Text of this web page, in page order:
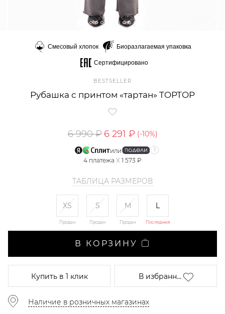
Смесовый хлопок
Биоразлагаемая упаковка
Сертифицировано
BESTSELLER
Рубашка с принтом «тартан» TOPTOP
6 990 ₽ 6 291 ₽ (-10%)
или
4 платежа X 1 573 ₽
ТАБЛИЦА РАЗМЕРОВ
XS
Продан
S
Продан
M
Продан
L
Последний
В КОРЗИНУ
Купитьв 1 клик В избранн...
Наличие в розничных магазинах